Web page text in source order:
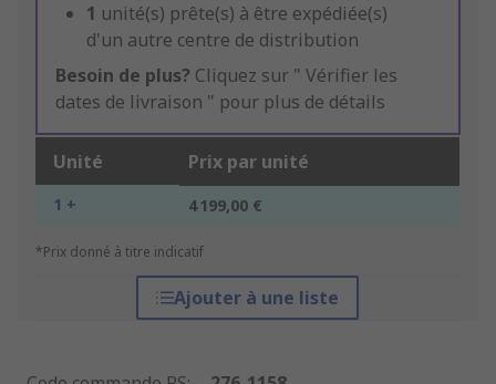
1 unité(s) prête(s) à être expédiée(s)
d'un autre centre de distribution
Besoin de plus? Cliquez sur " Vérifier les
dates de livraison " pour plus de détails
Unité Prix par unité
1 + 4 199,00 €
*Prix donné à titre indicatif
Ajouter à une liste